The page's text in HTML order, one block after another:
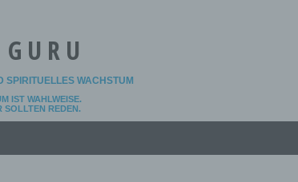
SPIRITUELLES WACHSTUM
IST WAHLWEISE.
SOLLTEN REDEN.